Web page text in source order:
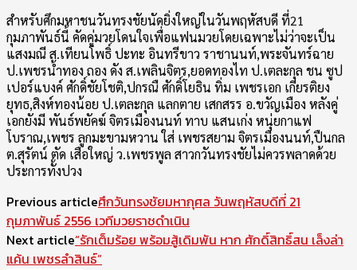
สำหรับศึกมหาชนวันทรงชัยนัดยิ่งใหญ่ในวันพฤหัสบดี ที่21
กุมภาพันธ์นี้ คัดคู่มวยโดนใจเพื่อแฟนมวยโดยเฉพาะไม่ว่าจะเป็น
แสงมณี ส.เทียนโพธิ์ ปะทะ อินทรีขาว ราชานนท์,พระจันทร์ฉาย
ป.เพชรน้ำทอง ถอง ดัง ส.เพลินจิตร,ยอดทองไท ป.เตละกุล ชน ซูป
เปอร์แบงค์ ศักดิ์ชัยโชติ,ปกรณื ศักดิ์โยธิน ทิ่ม เพชรเอก เกียรติยง
ยุทธ,สิงห์ทองน้อย ป.เตละกุล แลกตาย เสกสรร อ.ขวัญเมือง หลังคู่
เอกยังมี พันธ์พยัคฆ์ จิตรเมืองนนท์ ทาบ แสนเก่ง หนุ่ยกาแฟ
โบราณ,เพชร ลูกมะขามหวาน ใส่ เพชรสยาม จิตรเมืองนนท์,ปืนกล
ต.สุรัตน์ ตัด เสือใหญ่ ว.เพชรพูล สาวกวันทรงชัยไม่ควรพลาดด้วย
ประการทั้งปวง
Previous articleศึกวันทรงชัยมหากุศล วันพฤหัสบดีที่ 21
กุมภาพันธ์ 2556 เวทีมวยราชดำเนิน
Next article“รักเต็มร้อย พร้อมสู้เดิมพัน หาก ศักดิ์สิทธิ์สน เล็งล่า
แค้น เพชรลำสินธ์”